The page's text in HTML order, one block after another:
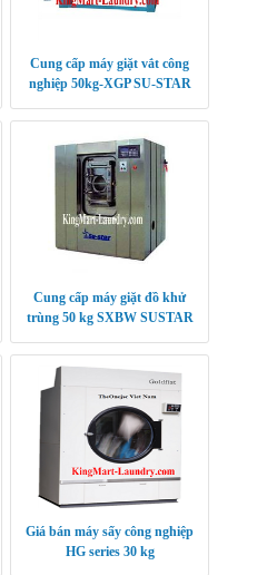
Cung cấp máy giặt vắt công
nghiệp 50kg-XGP SU-STAR
Cung cấp máy giặt đồ khử
trùng 50 kg SXBW SUSTAR
Giá bán máy sấy công nghiệp
HG series 30 kg